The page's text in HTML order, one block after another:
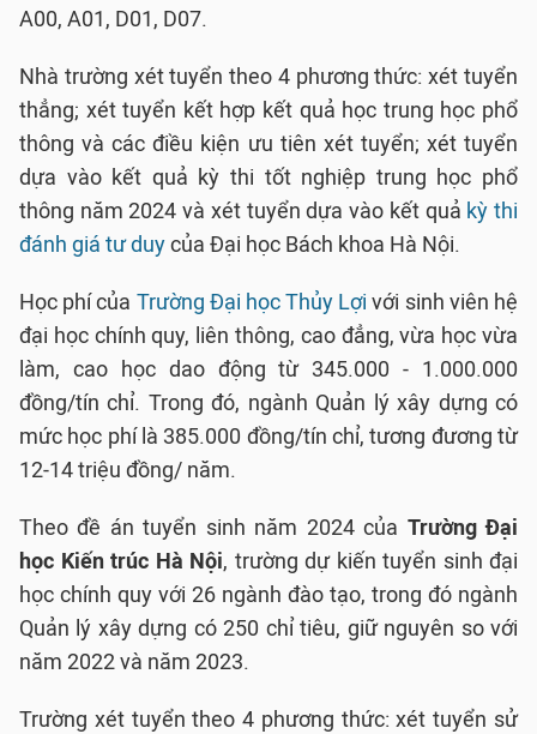
A00, A01, D01, D07.
Nhà trường xét tuyển theo 4 phương thức: xét tuyển
thẳng; xét tuyển kết hợp kết quả học trung học phổ
thông và các điều kiện ưu tiên xét tuyển; xét tuyển
dựa vào kết quả kỳ thi tốt nghiệp trung học phổ
thông năm 2024 và xét tuyển dựa vào kết quả kỳ thi
đánh giá tư duycủa Đại học Bách khoa Hà Nội.
Học phí của Trường Đại học Thủy Lợi với sinh viên hệ
đại học chính quy, liên thông, cao đẳng, vừa học vừa
làm, cao học dao động từ 345.000 - 1.000.000
đồng/tín chỉ. Trong đó, ngành Quản lý xây dựng có
mức học phí là 385.000 đồng/tín chỉ, tương đương từ
12-14 triệu đồng/ năm.
Theo đề án tuyển sinh năm 2024 của Trường Đại
học Kiến trúc Hà Nội, trường dự kiến tuyển sinh đại
học chính quy với 26 ngành đào tạo, trong đó ngành
Quản lý xây dựng có 250 chỉ tiêu, giữ nguyên so với
năm 2022 và năm 2023.
Trường xét tuyển theo 4 phương thức: xét tuyển sử